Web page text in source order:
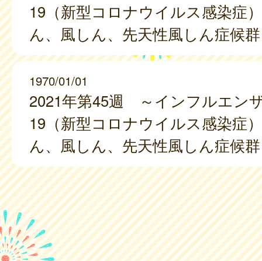
19（新型コロナウイルス感染症
ん、風しん、先天性風しん症候
1970/01/01
2021年第45週 ～インフルエン
19（新型コロナウイルス感染症
ん、風しん、先天性風しん症候